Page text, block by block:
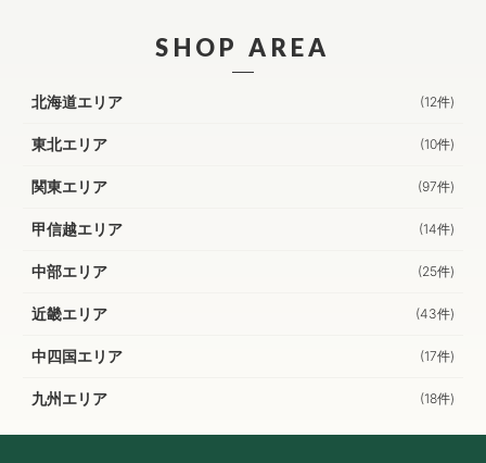
SHOP AREA
北海道エリア (12件)
東北エリア (10件)
関東エリア (97件)
甲信越エリア (14件)
中部エリア (25件)
近畿エリア (43件)
中四国エリア (17件)
九州エリア (18件)